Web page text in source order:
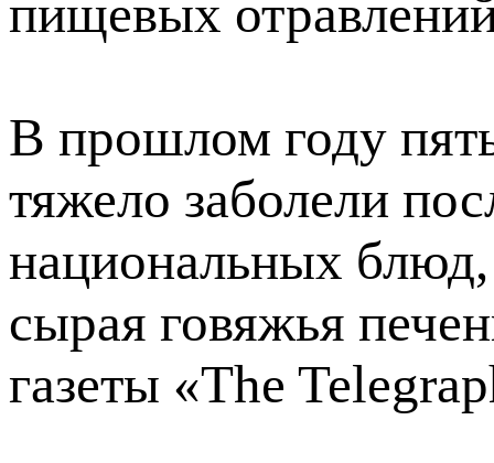
пищевых
В прошлом году
тяжело заболели
национальных блюд,
сырая говяжья
газеты «The